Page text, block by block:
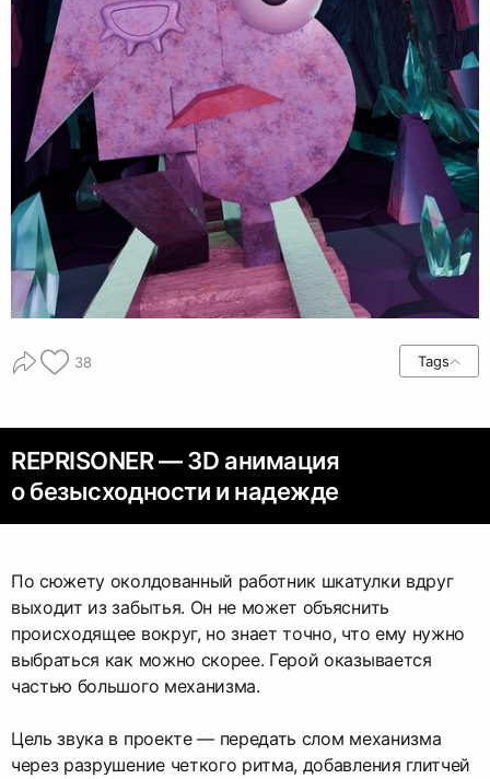
38 Tags
REPRISONER — 3D анимация
о безысходности и надежде
По сюжету околдованный работник шкатулки вдруг
выходит из забытья. Он не может объяснить
происходящее вокруг, но знает точно, что ему нужно
выбраться как можно скорее. Герой оказывается
частью большого механизма.
Цель звука в проекте — передать слом механизма
через разрушение четкого ритма, добавления глитчей